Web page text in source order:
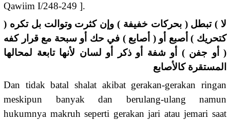
Qawiim I/248-249 ].
لا ) تبطل ( بحركات خفيفة ) وإن كثرت وتوالت بل تكره (
كتحريك ) أصبع أو ( أصابع ) في حك أو سبحة مع قرار كفه
( أو جفن ) أو شفة أو ذكر أو لسان لأنها تابعة لمحالها
المستقرة كالأصابع
Dan tidak batal shalat akibat gerakan-gerakan ringan
meskipun banyak dan berulang-ulang namun
hukumnya makruh seperti gerakan jari atau jemari saat